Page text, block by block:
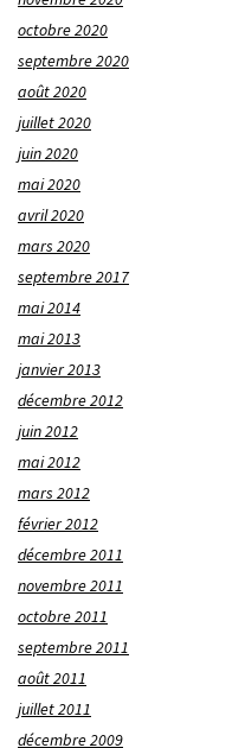
octobre 2020
septembre 2020
août 2020
juillet 2020
juin 2020
mai 2020
avril 2020
mars 2020
septembre 2017
mai 2014
mai 2013
janvier 2013
décembre 2012
juin 2012
mai 2012
mars 2012
février 2012
décembre 2011
novembre 2011
octobre 2011
septembre 2011
août 2011
juillet 2011
décembre 2009